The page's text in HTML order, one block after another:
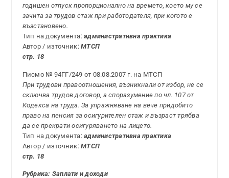
годишен отпуск пропорционално на времето, което му се
зачита за трудов стаж при работодателя, при когото е
възстановено.
Тип на документа:административна практика
Автор / източник:МТСП
стр. 18
Писмо № 94ГГ/249 от 08.08.2007 г. на МТСП
При трудови правоотношения, възникнали от избор, не се
сключва трудов договор, а споразумение по чл. 107 от
Кодекса на труда. За упражняване на вече придобито
право на пенсия за осигурителен стаж и възраст трябва
да се прекрати осигуряването на лицето.
Тип на документа:административна практика
Автор / източник:МТСП
стр. 18
Рубрика: Заплати и доходи